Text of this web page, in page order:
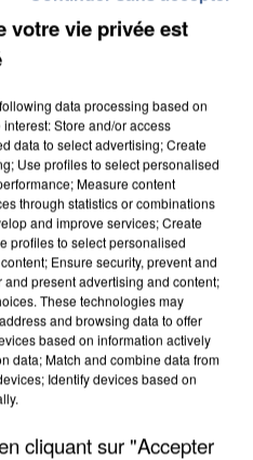
votre vie privée est
data processing based on
Store and/or access
data to select advertising; Create
Use profiles to select personalised
Measure content
through statistics or combinations
and improve services; Create
profiles to select personalised
Ensure security, prevent and
present advertising and content;
These technologies may
and browsing data to offer
based on information actively
data; Match and combine data from
Identify devices based on
cliquant sur "Accepter